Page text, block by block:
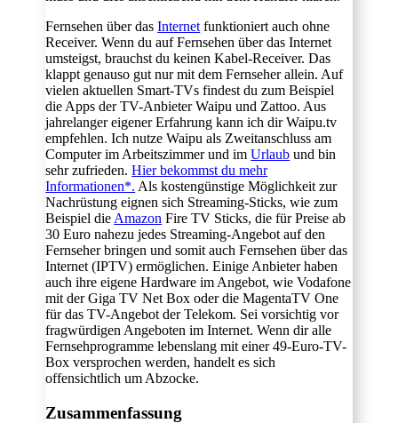
Fernsehen über dasInternet funktioniert auch ohne
Receiver. Wenn du auf Fernsehen über das Internet
umsteigst, brauchst du keinen Kabel-Receiver. Das
klappt genauso gut nur mit dem Fernseher allein. Auf
vielen aktuellen Smart-TVs findest du zum Beispiel
die Apps der TV-Anbieter Waipu und Zattoo. Aus
jahrelanger eigener Erfahrung kann ich dir Waipu.tv
empfehlen. Ich nutze Waipu als Zweitanschluss am
Computer im Arbeitszimmer und imUrlaub und bin
sehr zufrieden.Hier bekommst du mehr
Informationen*. Als kostengünstige Möglichkeit zur
Nachrüstung eignen sich Streaming-Sticks, wie zum
Beispiel die Amazon Fire TV Sticks, die für Preise ab
30 Euro nahezu jedes Streaming-Angebot auf den
Fernseher bringen und somit auch Fernsehen über das
Internet (IPTV) ermöglichen. Einige Anbieter haben
auch ihre eigene Hardware im Angebot, wie Vodafone
mit der Giga TV Net Box oder die MagentaTV One
für das TV-Angebot der Telekom. Sei vorsichtig vor
fragwürdigen Angeboten im Internet. Wenn dir alle
Fernsehprogramme lebenslang mit einer 49-Euro-TV-
Box versprochen werden, handelt es sich
offensichtlich um Abzocke.
Zusammenfassung